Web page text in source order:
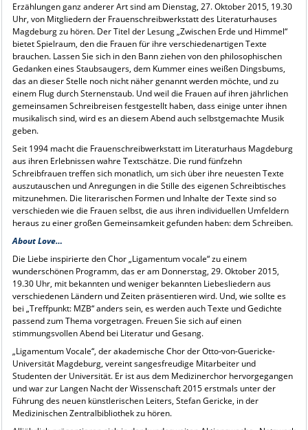
Erzählungen ganz anderer Art sind am Dienstag, 27. Oktober 2015, 19.30
Uhr, von Mitgliedern der Frauenschreibwerkstatt des Literaturhauses
Magdeburg zu hören. Der Titel der Lesung „Zwischen Erde und Himmel“
bietet Spielraum, den die Frauen für ihre verschiedenartigen Texte
brauchen. Lassen Sie sich in den Bann ziehen von den philosophischen
Gedanken eines Staubsaugers, dem Kummer eines weißen Dingsbums,
das an dieser Stelle noch nicht näher genannt werden möchte, und zu
einem Flug durch Sternenstaub. Und weil die Frauen auf ihren jährlichen
gemeinsamen Schreibreisen festgestellt haben, dass einige unter ihnen
musikalisch sind, wird es an diesem Abend auch selbstgemachte Musik
geben.
Seit 1994 macht die Frauenschreibwerkstatt im Literaturhaus Magdeburg
aus ihren Erlebnissen wahre Textschätze. Die rund fünfzehn
Schreibfrauen treffen sich monatlich, um sich über ihre neuesten Texte
auszutauschen und Anregungen in die Stille des eigenen Schreibtisches
mitzunehmen. Die literarischen Formen und Inhalte der Texte sind so
verschieden wie die Frauen selbst, die aus ihren individuellen Umfeldern
heraus zu einer großen Gemeinsamkeit gefunden haben: dem Schreiben.
About Love…
Die Liebe inspirierte den Chor „Ligamentum vocale“ zu einem
wunderschönen Programm, das er am Donnerstag, 29. Oktober 2015,
19.30 Uhr, mit bekannten und weniger bekannten Liebesliedern aus
verschiedenen Ländern und Zeiten präsentieren wird. Und, wie sollte es
bei „Treffpunkt: MZB“ anders sein, es werden auch Texte und Gedichte
passend zum Thema vorgetragen. Freuen Sie sich auf einen
stimmungsvollen Abend bei Literatur und Gesang.
„Ligamentum Vocale“, der akademische Chor der Otto-von-Guericke-
Universität Magdeburg, vereint sangesfreudige Mitarbeiter und
Studenten der Universität. Er ist aus dem Medizinerchor hervorgegangen
und war zur Langen Nacht der Wissenschaft 2015 erstmals unter der
Führung des neuen künstlerischen Leiters, Stefan Gericke, in der
Medizinischen Zentralbibliothek zu hören.